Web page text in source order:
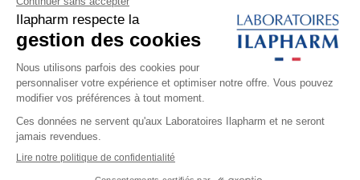
de Tlemcen – Alhamidi, Juil. 2017
(A ELHady et al 1986), (Donadieu, 1987).
30 ansd’expertise